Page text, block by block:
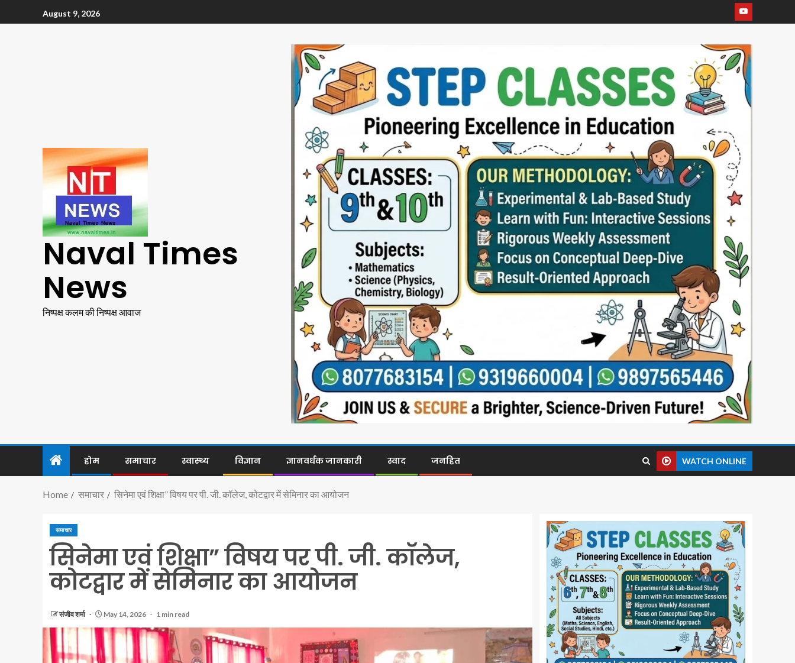
August 9, 2026
Naval Times
News
निष्पक्ष कलम की निष्पक्ष आवाज
होम समाचार स्वास्थ्य विज्ञान ज्ञानवर्धक जानकारी स्वाद जनहित WATCH ONLINE
Home समाचार सिनेमा एवं शिक्षा” विषय पर पी. जी. कॉलेज, कोटद्वार में सेमिनार का आयोजन
समाचार
सिनेमा एवं शिक्षा” विषय पर पी. जी. कॉलेज,
कोटद्वार में सेमिनार का आयोजन
संजीव शर्मा May 14, 2026 1 min read